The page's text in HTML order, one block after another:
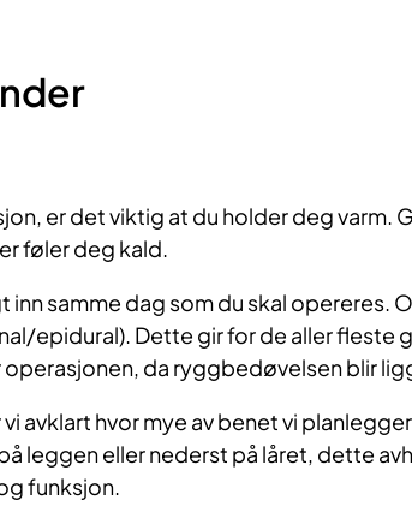
er det viktig at du holder deg varm.
føler deg kald.
inn samme dag som du skal opereres.
epidural). Dette gir for de aller fleste
da ryggbedøvelsen blir
avklart hvor mye av benet vi
leggen eller nederst på låret, dette
funksjon.